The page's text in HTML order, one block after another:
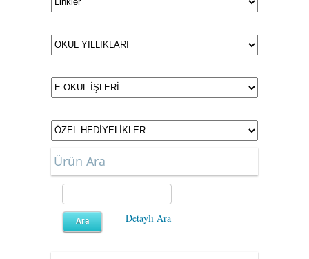
Ürün Ara
Detaylı Ara